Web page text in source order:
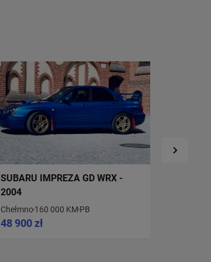
SUBARU IMPREZA GD WRX -
2004
Chełmno160 000 KM PB
48 900 zł